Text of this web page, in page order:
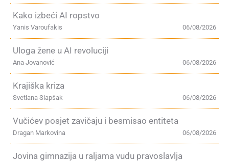
Kako izbeći AI ropstvo
06/08/2026
Yanis Varoufakis
Uloga žene u AI revoluciji
06/08/2026
Ana Jovanović
Krajiška kriza
06/08/2026
Svetlana Slapšak
Vučićev posjet zavičaju i besmisao entiteta
06/08/2026
Dragan Markovina
Jovina gimnazija u raljama vudu pravoslavlja